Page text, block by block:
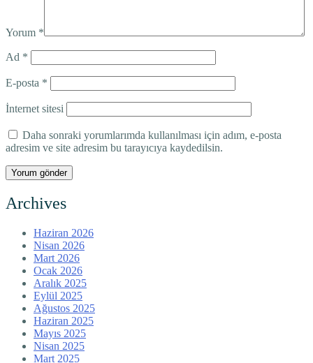
Yorum *
Ad *
E-posta *
İnternet sitesi
Daha sonraki yorumlarımda kullanılması için adım, e-posta
adresim ve site adresim bu tarayıcıya kaydedilsin.
Archives
Haziran 2026
Nisan 2026
Mart 2026
Ocak 2026
Aralık 2025
Eylül 2025
Ağustos 2025
Haziran 2025
Mayıs 2025
Nisan 2025
Mart 2025